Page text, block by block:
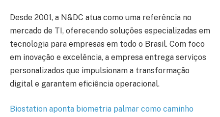
Desde 2001, a N&DC atua como uma referência no
mercado de TI, oferecendo soluções especializadas em
tecnologia para empresas em todo o Brasil. Com foco
em inovação e excelência, a empresa entrega serviços
personalizados que impulsionam a transformação
digital e garantem eficiência operacional.
Biostation aponta biometria palmar como caminho